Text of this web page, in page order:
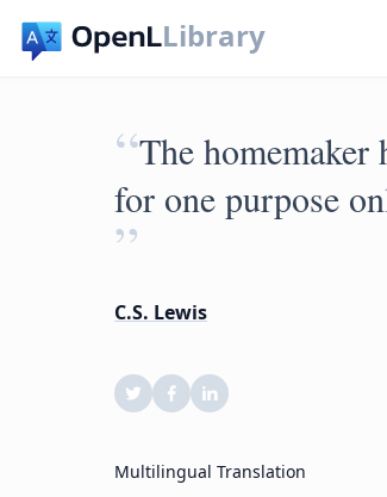
Library
“The homemaker
for one purpose
”
C.S. Lewis
Multilingual Translation